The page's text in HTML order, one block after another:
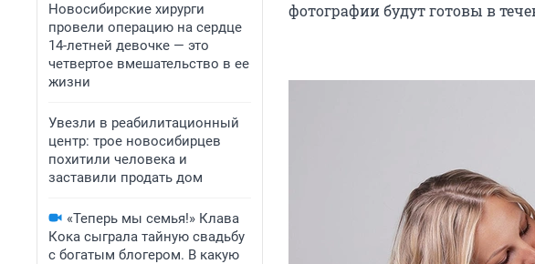
Новосибирские хирурги
провели операцию на сердце
14-летней девочке — это
четвертое вмешательство в ее
жизни
Увезли в реабилитационный
центр: трое новосибирцев
похитили человека и
заставили продать дом
«Теперь мы семья!» Клава
Кока сыграла тайную свадьбу
с богатым блогером. В какую
фотографии будут готовы в